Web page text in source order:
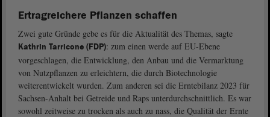
Ertragreichere Pflanzen schaffen
Zwei gute Gründe gebe es für die Aktualität des Themas, sagte
Kathrin Tarricone (FDP): zum einen werde auf EU-Ebene
vorgeschlagen, die Entwicklung, den Anbau und die Vermarktung
von Nutzpflanzen zu erleichtern, die durch Biotechnologie
weiterentwickelt wurden. Zum anderen sei die Erntebilanz 2023 für
Sachsen-Anhalt bei Getreide und Raps unterdurchschnittlich. Es war
sowohl zeitweise zu trocken als auch zu nass, die Qualität der Ernte